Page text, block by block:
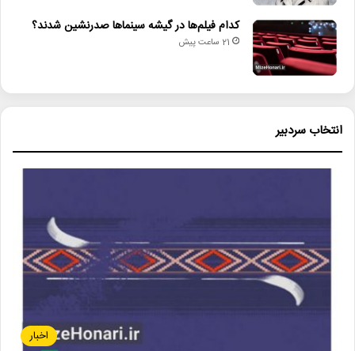
کدام فیلم‌ها در گیشه سینماها صدرنشین شدند؟
21 ساعت پیش
انتخاب سردبیر
اخبار